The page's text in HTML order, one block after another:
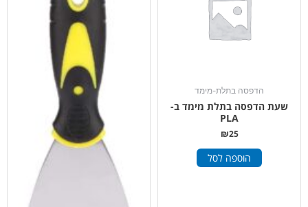
הדפסה בתלת-מימד
שעת הדפסה בתלת מימד ב-
PLA
₪25
הוספה לסל